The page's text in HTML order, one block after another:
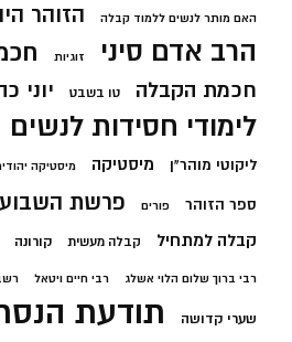
האם מותר לנשים ללמוד קבלה הזוהר
הרב אדם סיני זוגיות
חכמת הקבלה טו בשבט יוני
לימודי חסידות לנשים
ליקוטי מוהר"ן מיסטיקה מיסטיקה
ספר הזוהר פורים פרשת השבוע
קבלה למתחיל קבלה מעשית קורונה
רבי ברוך שלום הלוי אשלג רבי חיים ויטאל
שערי קדושה תודעת